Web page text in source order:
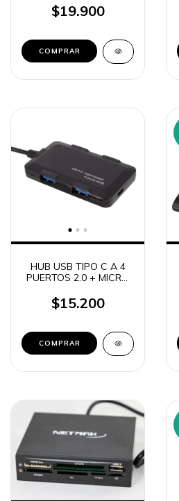
GAMER RGB NETMAK
NM-HS430
$19.900
HUB USB TIPO C A 4
PUERTOS 2.0 + MICRO
TRANSFORMADOR
NETMAK NM-HUBC
$15.200